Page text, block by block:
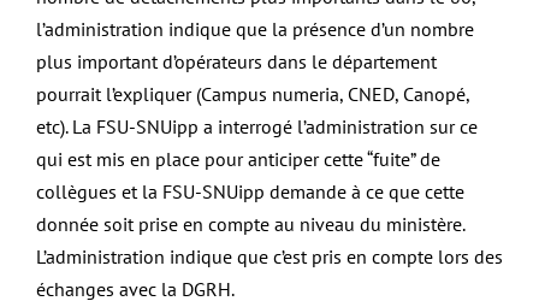
l’administration indique que la présence d’un nombre
plus important d’opérateurs dans le département
pourrait l’expliquer (Campus numeria, CNED, Canopé,
etc). La FSU-SNUipp a interrogé l’administration sur ce
qui est mis en place pour anticiper cette “fuite” de
collègues et la FSU-SNUipp demande à ce que cette
donnée soit prise en compte au niveau du ministère.
L’administration indique que c’est pris en compte lors des
échanges avec la DGRH.